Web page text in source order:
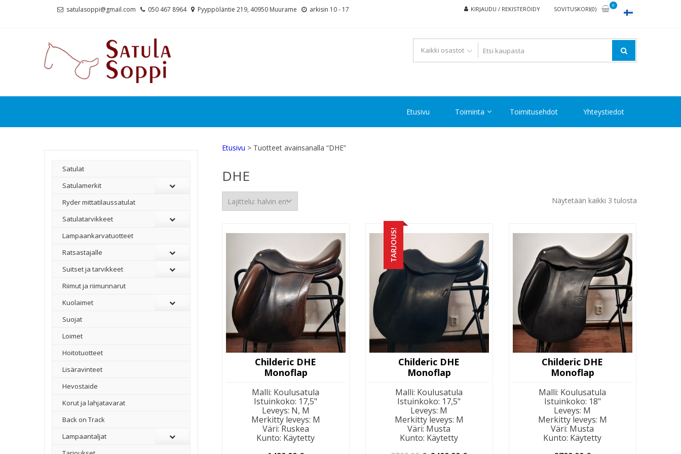
satulasoppi@gmail.com 050 467 8964 Pyyppöläntie 219, 40950 Muurame arkisin 10 - 17 KIRJAUDU / REKISTERÖIDY SOVITUSKORI(0)
0
Etusivu Toiminta Toimitusehdot Yhteystiedot
Etusivu > Tuotteet avainsanalla “DHE”
DHE
Näytetään kaikki 3 tulosta
Childeric DHE
Monoflap
Malli: Koulusatula
Istuinkoko: 17,5"
Leveys: N, M
Merkitty leveys: M
Väri: Ruskea
Kunto: Käytetty
TARJOUS!
Childeric DHE
Monoflap
Malli: Koulusatula
Istuinkoko: 17,5"
Leveys: M
Merkitty leveys: M
Väri: Musta
Kunto: Käytetty
Childeric DHE
Monoflap
Malli: Koulusatula
Istuinkoko: 18"
Leveys: M
Merkitty leveys: M
Väri: Musta
Kunto: Käytetty
Satulat
Satulamerkit
Ryder mittatilaussatulat
Satulatarvikkeet
–
Lampaankarvatuotteet
Ratsastajalle
Suitset ja tarvikkeet
Riimut ja riimunnarut
Kuolaimet
Suojat
Loimet
Hoitotuotteet
Lisäravinteet
Hevostaide
Korut ja lahjatavarat
Back on Track
Lampaantaljat